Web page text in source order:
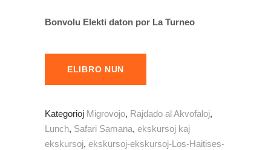
was:
is:
Bonvolu Elekti daton por La Turneo
ELIBRO NUN
Kategorioj Migrovojo, Rajdado al Akvofaloj,
Lunch, Safari Samana, ekskursoj kaj
ekskursoj, ekskursoj-ekskursoj-Los-Haitises-